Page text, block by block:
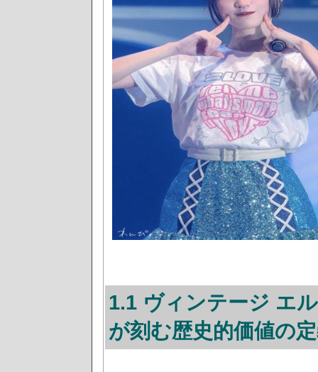
1.1 ヴィンテージ エ
が刻む歴史的価値の